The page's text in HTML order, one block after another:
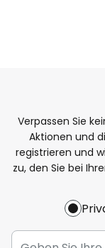
Verpassen Sie
Aktionen und
registrieren und
zu, den Sie bei